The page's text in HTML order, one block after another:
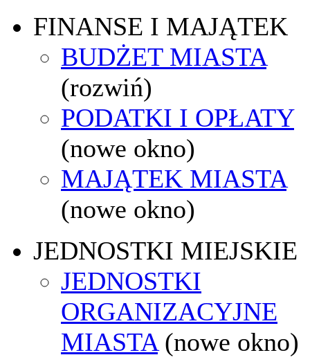
FINANSE I MAJĄTEK
BUDŻET MIASTA
(rozwiń)
PODATKI I OPŁATY
(nowe okno)
MAJĄTEK MIASTA
(nowe okno)
JEDNOSTKI MIEJSKIE
JEDNOSTKI
ORGANIZACYJNE
MIASTA (nowe okno)